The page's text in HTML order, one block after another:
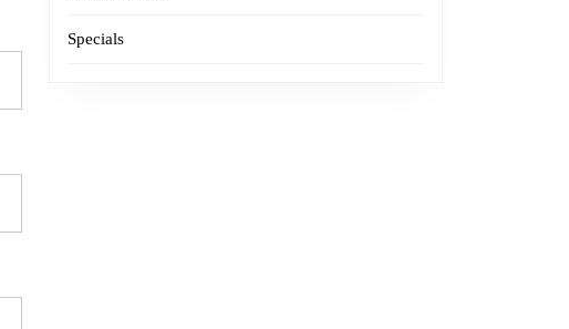
Specials